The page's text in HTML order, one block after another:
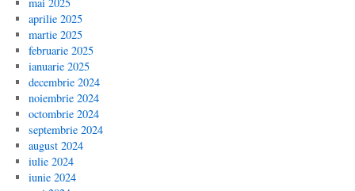
aprilie 2025
martie 2025
februarie 2025
ianuarie 2025
decembrie 2024
noiembrie 2024
octombrie 2024
septembrie 2024
august 2024
iulie 2024
iunie 2024